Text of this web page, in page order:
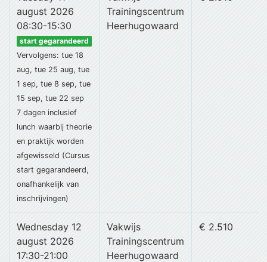
august 2026
08:30-15:30
start gegarandeerd
Vervolgens: tue 18
aug, tue 25 aug, tue
1 sep, tue 8 sep, tue
15 sep, tue 22 sep
7 dagen inclusief
lunch waarbij theorie
en praktijk worden
afgewisseld (Cursus
start gegarandeerd,
onafhankelijk van
inschrijvingen)
Trainingscentrum
Heerhugowaard
Wednesday 12
august 2026
17:30-21:00
Vakwijs
Trainingscentrum
Heerhugowaard
€ 2.510